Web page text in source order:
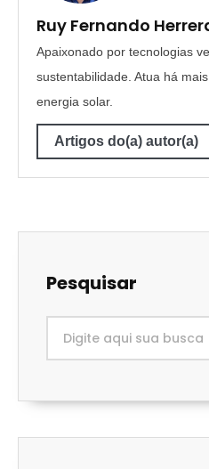
Ruy Fernando
Apaixonado por tecnologias
sustentabilidade. Atua há
energia solar.
Artigos do(a) autor(a)
Pesquisar